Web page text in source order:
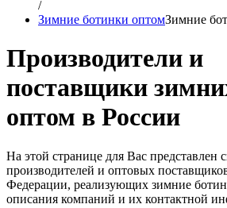
/
Зимние ботинки оптомЗимние
Производители и
поставщики
оптом в России
На этой странице для Вас представлен
производителей и оптовых
Федерации, реализующих зимние
описания компаний и их контактной